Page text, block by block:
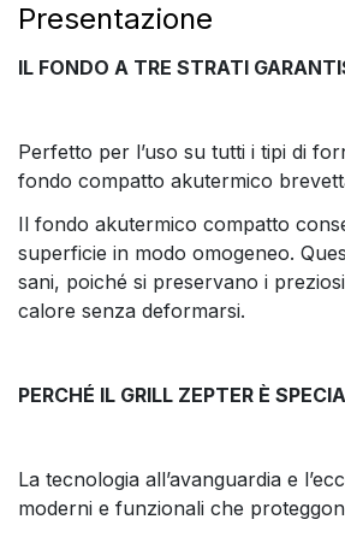
Presentazione
IL FONDO A TRE STRATI
Perfetto per l’uso su tutti i tipi di
fondo compatto akutermico
Il fondo akutermico compatto
superficie in modo omogeneo.
sani, poiché si preservano i
calore senza deformarsi.
PERCHÉ IL GRILL ZEPTER È
La tecnologia all’avanguardia e
moderni e funzionali che